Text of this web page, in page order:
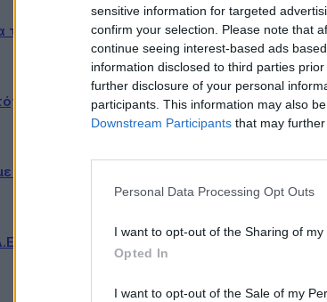
sensitive information for targeted
confirm your selection. Please note that
continue seeing interest-based ads
information disclosed to third parties
further disclosure of your personal
participants. This information may also
Downstream Participants that may
Personal Data Processing Opt Outs
I want to opt-out of the Sharing of my
Opted In
I want to opt-out of the Sale of my
δημιουργία Δικτύου Γαλάζιας Οικονομίας
Ασφαλέστερες μετακινήσεις για όλους
επίκεντρο τη Βιωσιμότητα
με τον Δήμο Μεγαρέων